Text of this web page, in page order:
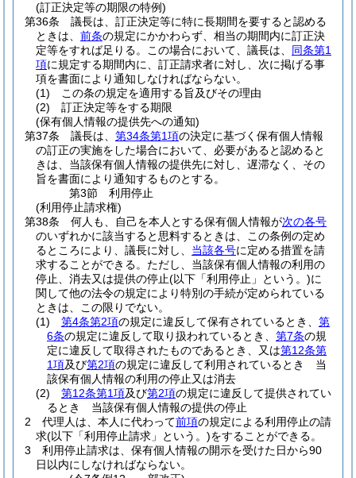
(訂正決定等の期限の特例)
第36条
議長は、訂正決定等に特に長期間を要すると認める
ときは、 前条の規定にかかわらず、相当の期間内に訂正決
定等をすれば足りる。
この場合において、議長は、 同条第1
項に規定する期間内に、訂正請求者に対し、次に掲げる事
項を書面により通知しなければならない。
(1)
この条の規定を適用する旨及びその理由
(2)
訂正決定等をする期限
(保有個人情報の提供先への通知)
第37条
議長は、 第34条第1項の決定に基づく保有個人情報
の訂正の実施をした場合において、必要があると認めると
きは、当該保有個人情報の提供先に対し、遅滞なく、その
旨を書面により通知するものとする。
第3節
利用停止
(利用停止請求権)
第38条
何人も、自己を本人とする保有個人情報が次の各号
のいずれかに該当すると思料するときは、この条例の定め
るところにより、議長に対し、 当該各号に定める措置を請
求することができる。 ただし、当該保有個人情報の利用の
停止、消去又は提供の停止(以下「利用停止」という。)に
関して他の法令の規定により特別の手続が定められている
ときは、この限りでない。
(1)
第4条第2項の規定に違反して保有されているとき、 第
6条の規定に違反して取り扱われているとき、 第7条の規
定に違反して取得されたものであるとき、又は第12条第
1項及び第2項の規定に違反して利用されているとき 当
該保有個人情報の利用の停止又は消去
(2)
第12条第1項及び第2項の規定に違反して提供されてい
るとき 当該保有個人情報の提供の停止
2
代理人は、本人に代わって前項の規定による利用停止の請
求(以下「利用停止請求」という。)をすることができる。
3
利用停止請求は、保有個人情報の開示を受けた日から90
日以内にしなければならない。